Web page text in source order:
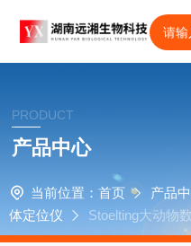
PRODUCT
产品中心
当前位置： 首页 产品
体定位仪
Stoelting大动物
体定位仪 Stoelting代理